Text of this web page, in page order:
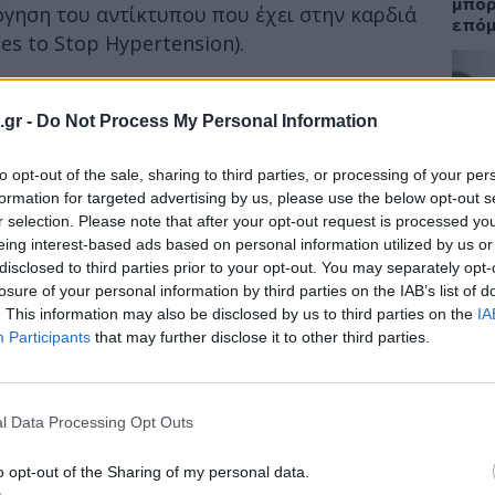
- Do Not Process My Personal Information
opt-out of the sale, sharing to third parties, or processing of your
for targeted advertising by us, please use the below opt-out
selection. Please note that after your opt-out request is processed
interest-based ads based on personal information utilized by us
to third parties prior to your opt-out. You may separately
of your personal information by third parties on the IAB’s list of
This information may also be disclosed by us to third parties on the
Participants that may further disclose it to other third parties.
Data Processing Opt Outs
opt-out of the Sharing of my personal data.
του αντίκτυπου που έχει στην καρδιά
to Stop Hypertension).
στο επιστημονικό περιοδικόAmerican
ποσότητες που πρέπει. Το αποτέλεσμα
λαμβάνουν το επαρκές οξυγόνο και τα
για να λειτουργήσουν σωστά και να